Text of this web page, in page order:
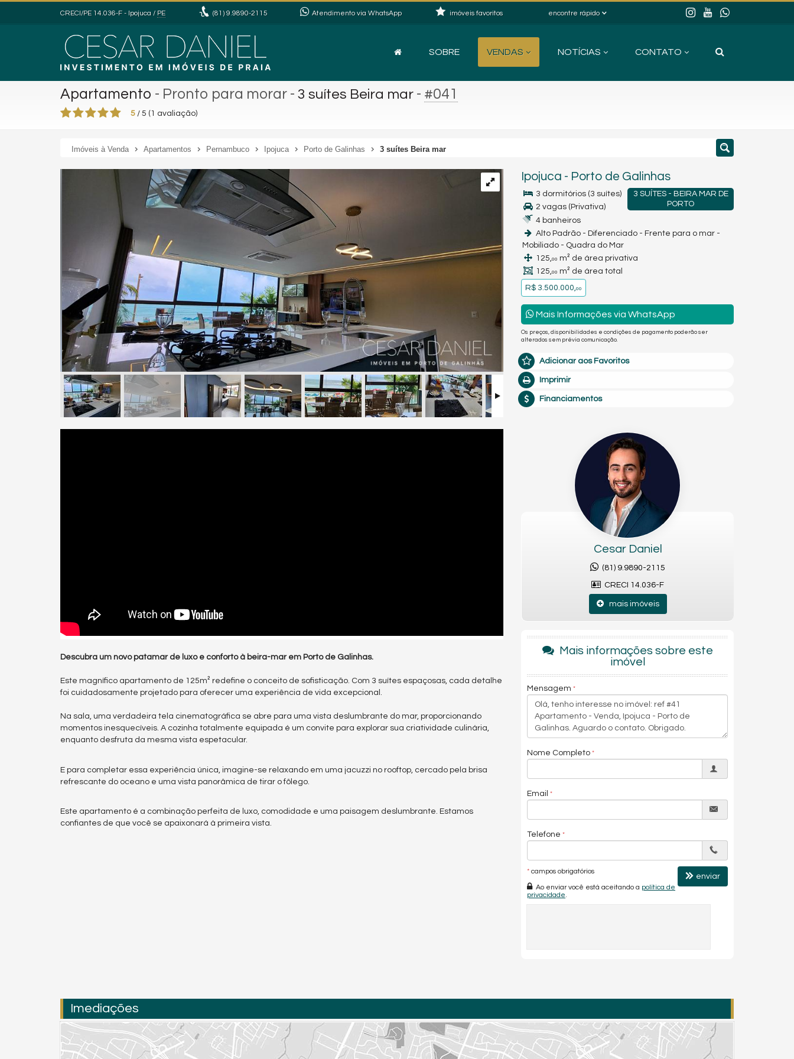
CRECI/PE 14.036-F - Ipojuca / PE (81)9.9890-2115 Atendimento via WhatsApp encontre rápido
imóveis favoritos
SOBRE VENDAS NOTÍCIAS CONTATO
Apartamento - Pronto para morar - 3 suítes Beira mar - #041
5 / 5 ( 1 avaliação)
Imóveis à Venda Apartamentos Pernambuco Ipojuca Porto de Galinhas 3 suítes Beira mar
Ipojuca - Porto de Galinhas
3 SUÍTES - BEIRA MAR DE
PORTO
3 dormitórios (3 suítes)
2 vagas (Privativa)
4 banheiros
Alto Padrão - Diferenciado - Frente para o mar -
Mobiliado - Quadra do Mar
125,00 m² de área privativa
125,00 m² de área total
R$ 3.500.000,00
Mais Informações via WhatsApp
Os preços, disponibilidades e condições de pagamento poderão ser
alterados sem prévia comunicação.
Adicionar aos Favoritos
Imprimir
Financiamentos
Descubra um novo patamar de luxo e conforto à beira-mar em Porto de Galinhas.
Este magnífico apartamento de 125m² redefine o conceito de sofisticação. Com 3 suítes espaçosas, cada detalhe
foi cuidadosamente projetado para oferecer uma experiência de vida excepcional.
Na sala, uma verdadeira tela cinematográfica se abre para uma vista deslumbrante do mar, proporcionando
momentos inesquecíveis. A cozinha totalmente equipada é um convite para explorar sua criatividade culinária,
enquanto desfruta da mesma vista espetacular.
E para completar essa experiência única, imagine-se relaxando em uma jacuzzi no rooftop, cercado pela brisa
refrescante do oceano e uma vista panorâmica de tirar o fôlego.
Este apartamento é a combinação perfeita de luxo, comodidade e uma paisagem deslumbrante. Estamos
confiantes de que você se apaixonará à primeira vista.
Cesar Daniel
(81) 9.9890-2115
CRECI 14.036-F
mais imóveis
Mais informações sobre este
imóvel
Mensagem
Nome Completo
Email
Telefone
* campos obrigatórios
Ao enviar você está aceitando a política de
privacidade
enviar
Imediações